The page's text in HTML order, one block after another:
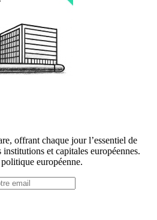
offrant chaque jour l’essentiel de
institutions et capitales européennes.
européenne.